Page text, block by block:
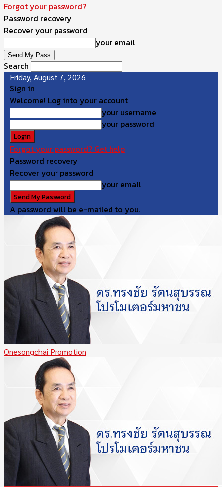
Forgot your password?
Password recovery
Recover your password
your email
Search
Friday, August 7, 2026
Sign in
Welcome! Log into your account
your username
your password
Forgot your password? Get help
Password recovery
Recover your password
your email
A password will be e-mailed to you.
Onesongchai Promotion